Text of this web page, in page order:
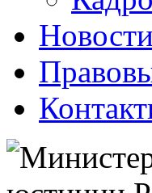
Новости